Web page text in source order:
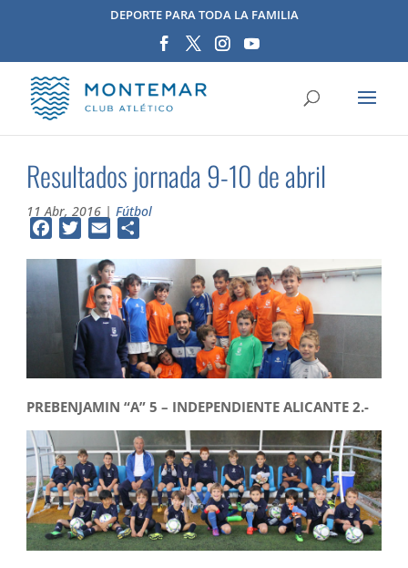
DEPORTE PARA TODA LA FAMILIA
Resultados jornada 9-10 de abril
11 Abr, 2016 |Fútbol
FacebookTwitterEmail
PREBENJAMIN “A” 5 – INDEPENDIENTE ALICANTE 2.-